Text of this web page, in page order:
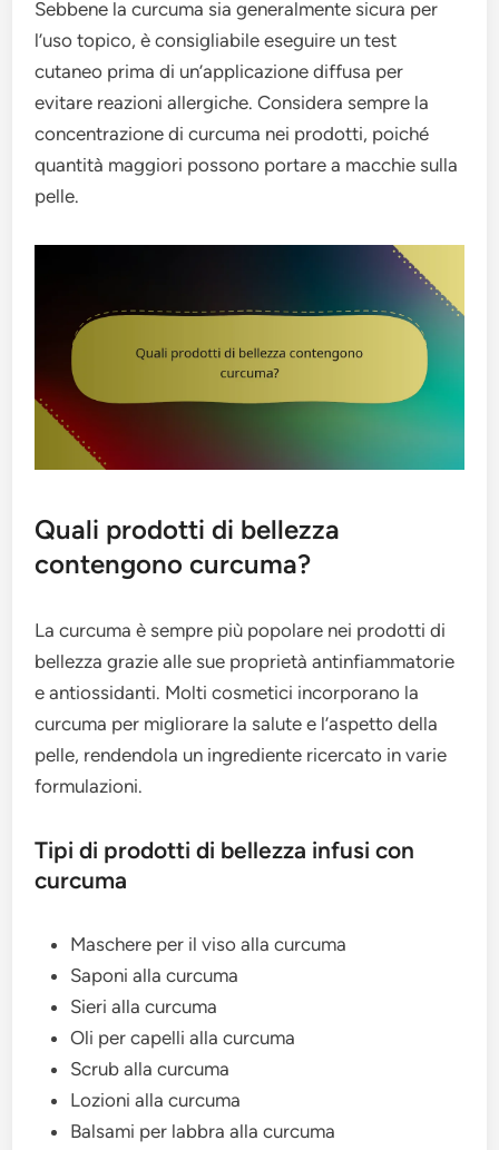
Sebbene la curcuma sia generalmente sicura per
l’uso topico, è consigliabile eseguire un test
cutaneo prima di un’applicazione diffusa per
evitare reazioni allergiche. Considera sempre la
concentrazione di curcuma nei prodotti, poiché
quantità maggiori possono portare a macchie sulla
pelle.
Quali prodotti di bellezza
contengono curcuma?
La curcuma è sempre più popolare nei prodotti di
bellezza grazie alle sue proprietà antinfiammatorie
e antiossidanti. Molti cosmetici incorporano la
curcuma per migliorare la salute e l’aspetto della
pelle, rendendola un ingrediente ricercato in varie
formulazioni.
Tipi di prodotti di bellezza infusi con
curcuma
Maschere per il viso alla curcuma
Saponi alla curcuma
Sieri alla curcuma
Oli per capelli alla curcuma
Scrub alla curcuma
Lozioni alla curcuma
Balsami per labbra alla curcuma